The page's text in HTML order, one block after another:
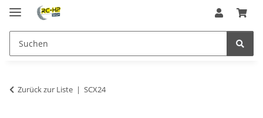
Zurück zur Liste SCX24